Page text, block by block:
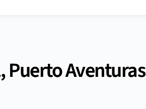
Puerto Aventuras